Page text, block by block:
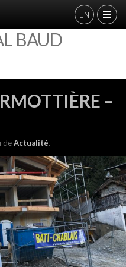
EN
BAUD
–
deActualité.